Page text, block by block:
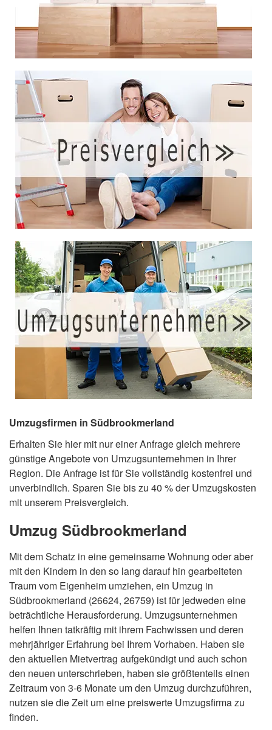
Umzugsfirmen in Südbrookmerland
Erhalten Sie hier mit nur einer Anfrage gleich mehrere
günstige Angebote von Umzugsunternehmen in Ihrer
Region. Die Anfrage ist für Sie vollständig kostenfrei und
unverbindlich. Sparen Sie bis zu 40 % der Umzugskosten
mit unserem Preisvergleich.
Umzug Südbrookmerland
Mit dem Schatz in eine gemeinsame Wohnung oder aber
mit den Kindern in den so lang darauf hin gearbeiteten
Traum vom Eigenheim umziehen, ein Umzug in
Südbrookmerland (26624, 26759) ist für jedweden eine
beträchtliche Herausforderung. Umzugsunternehmen
helfen Ihnen tatkräftig mit ihrem Fachwissen und deren
mehrjähriger Erfahrung bei Ihrem Vorhaben. Haben sie
den aktuellen Mietvertrag aufgekündigt und auch schon
den neuen unterschrieben, haben sie größtenteils einen
Zeitraum von 3-6 Monate um den Umzug durchzuführen,
nutzen sie die Zeit um eine preiswerte Umzugsfirma zu
finden.